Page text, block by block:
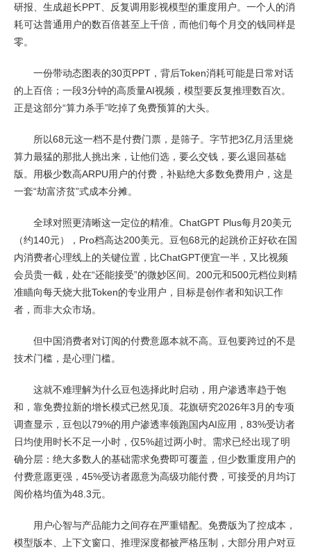
研报、生成超长PPT、反复调用影视模型的重度用户。一个人的消
耗可达普通用户的数百倍甚至上千倍，而他们每个月交的钱同样是
零。
一份带动态图表的30页PPT，背后Token消耗可能是日常对话
的上百倍；一段3分钟的高质量AI视频，模型要反复推理数百次。
正是这部分“算力杀手”吃掉了免费预算的大头。
所以68元这一档不是付费门票，是筛子。字节把3亿月活里烧
算力最猛的那批人挑出来，让他们选，要么交钱，要么退回基础
版。用极少数高ARPU用户的付费，补贴绝大多数免费用户，这是
一套“劫富济贫”式成本分摊。
全球对照更清晰这一定位的精准。ChatGPT Plus每月20美元
（约140元），Pro档高达200美元。豆包68元的起跳价正好砍在国
内消费者心理线上的关键位置，比ChatGPT便宜一半，又比视频
会员贵一截，处在“还能接受”的微妙区间。200元和500元档位则精
准瞄向每天烧大批Token的专业用户，目标是创作者和知识工作
者，而非大众市场。
但中国消费者对订阅的付费意愿本就不高。豆包要跨过的不是
技术门槛，是心理门槛。
这就不难理解为什么豆包选择此时启动，用户渗透率趋于饱
和，靠免费拉新的增长模式已然见顶。花旗研究2026年3月的专项
调查显示，豆包以79%的用户渗透率领跑国内AI应用，83%受访者
日均使用时长不足一小时，仅5%超过两小时。需求已经出现了明
确分层：绝大多数人的基础需求免费即可覆盖，但少数重度用户的
付费意愿更强，45%受访者愿意为高级功能付费，可接受的月均订
阅价格均值为48.3元。
用户心智与产品能力之间存在严重错配。免费版为了控成本，
模型版本、上下文窗口、推理深度都被严格压制，大部分用户对豆